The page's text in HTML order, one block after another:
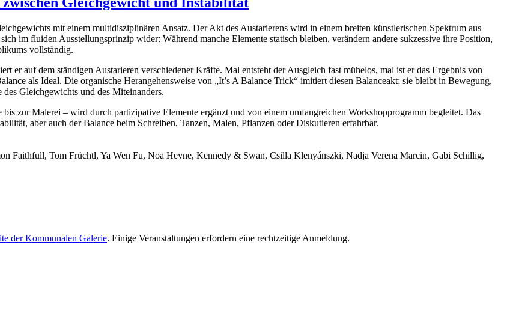
mit einem multidisziplinären Ansatz. Der Akt des Austarierens wird in einem breiten künstlerischen Spektrum aus
im fluiden Ausstellungsprinzip wider: Während manche Elemente statisch bleiben, verändern andere sukzessive ihre Position,
vollständig.
er auf dem ständigen Austarieren verschiedener Kräfte. Mal entsteht der Ausgleich fast mühelos, mal ist er das Ergebnis von
als Ideal. Die organische Herangehensweise von „It’s A Balance Trick“ imitiert diesen Balanceakt; sie bleibt in Bewegung,
Gleichgewichts und des Miteinanders.
zur Malerei – wird durch partizipative Elemente ergänzt und von einem umfangreichen Workshopprogramm begleitet. Das
aber auch der Balance beim Schreiben, Tanzen, Malen, Pflanzen oder Diskutieren erfahrbar.
Faithfull, Tom Früchtl, Ya Wen Fu, Noa Heyne, Kennedy & Swan, Csilla Klenyánszki, Nadja Verena Marcin, Gabi Schillig,
der Kommunalen Galerie. Einige Veranstaltungen erfordern eine rechtzeitige Anmeldung.